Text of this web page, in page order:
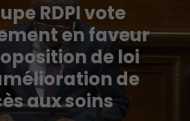
RDPI vote
en faveur
de loi
de
aux soins